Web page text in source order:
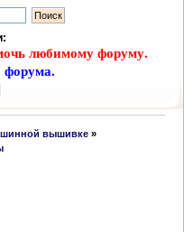
любимому форуму.
вышивке»